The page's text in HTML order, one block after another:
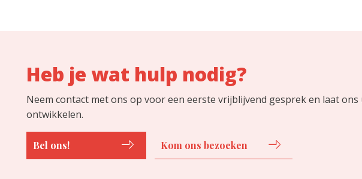
Heb je wat hulp nodig?
Neem contact met ons op voor een eerste vrijblijvend gesprek en laat
ontwikkelen.
Bel ons! Kom ons bezoeken